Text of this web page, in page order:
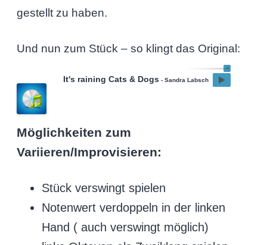
gestellt zu haben.
Und nun zum Stück – so klingt das Original:
It's raining Cats & Dogs - Sandra Labsch
Möglichkeiten zum
Variieren/Improvisieren:
Stück verswingt spielen
Notenwert verdoppeln in der linken
Hand ( auch verswingt möglich)